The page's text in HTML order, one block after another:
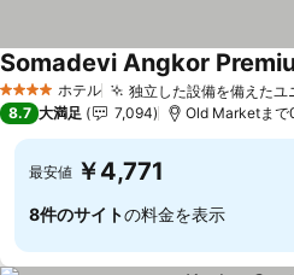
4 ホテルのランク
ホテル 独立した設備を備えたユ
Somadevi Angkor
8.7 大満足 7,094 Old Marketまで
最安値 ￥4,771
8件のサイトの料金を表示